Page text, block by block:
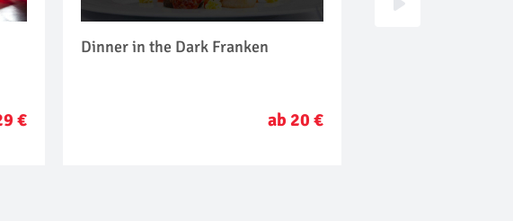
€
Dinner in the Dark Franken
ab 20 €